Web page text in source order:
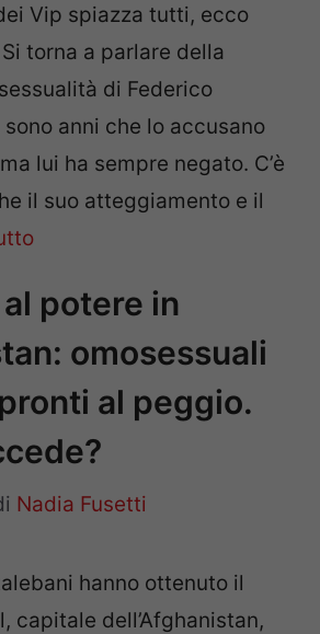
Vip spiazza tutti, ecco
torna a parlare della
di Federico
anni che lo accusano
lui ha sempre negato. C’è
il suo atteggiamento e il
potere in
omosessuali
al peggio.
Nadia Fusetti
hanno ottenuto il
capitale dell’Afghanistan,